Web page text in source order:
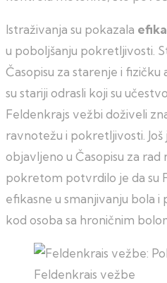
Istraživanja su pokazala
u poboljšanju pokretljivosti.
Časopisu za starenje i
su stariji odrasli koji su
Feldenkrajs vežbi doživeli
ravnotežu i pokretljivosti.
objavljeno u Časopisu za rad
pokretom potvrdilo je da su
efikasne u smanjivanju bola
kod osoba sa hroničnim
Feldenkrais vežbe